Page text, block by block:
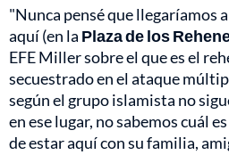
"Nunca pensé que llegaríamos
aquí (en la Plaza de los
EFE Miller sobre el que es el
secuestrado en el ataque
según el grupo islamista no
en ese lugar, no sabemos cuál
de estar aquí con su familia,